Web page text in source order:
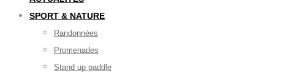
SPORT & NATURE
Randonnées
Promenades
Stand up paddle